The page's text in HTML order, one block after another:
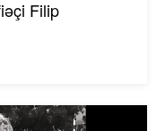
Filip